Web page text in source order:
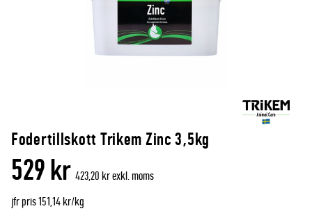
Fodertillskott Trikem Zinc 3,5kg
529 kr 423,20 kr exkl. moms
jfr pris 151,14 kr/kg